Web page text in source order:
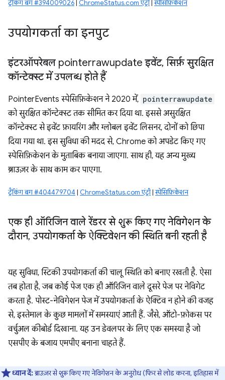
ट्रैकिंग बग #394009026| ChromeStatus.com एंट्री|स्पेसिफ़िकेशन
उपयोगकर्ता का इनपुट
इंटरऑपरेबल pointerrawupdate इवेंट, सिर्फ़ सुरक्षित
कॉन्टेक्स्ट में उपलब्ध होते हैं
PointerEvents स्पेसिफ़िकेशन ने 2020 में, pointerrawupdate
को सुरक्षित कॉन्टेक्स्ट तक सीमित कर दिया था. इससे असुरक्षित
कॉन्टेक्स्ट से इवेंट फ़ायरिंग और ग्लोबल इवेंट लिसनर, दोनों को छिपा
दिया गया था. इस सुविधा की मदद से, Chrome को अपडेट किए गए
स्पेसिफ़िकेशन के मुताबिक बनाया जाएगा. साथ ही, यह अन्य मुख्य
ब्राउज़र के साथ काम कर पाएगा.
ट्रैकिंग बग #404479704 | ChromeStatus.com एंट्री|स्पेसिफ़िकेशन
एक ही ऑरिजिन वाले रेंडरर से शुरू किए गए नेविगेशन के
दौरान, उपयोगकर्ता के ऐक्टिवेशन की स्थिति बनी रहती है
यह सुविधा, स्टिकी उपयोगकर्ता की चालू स्थिति को बनाए रखती है. ऐसा
तब होता है, जब कोई पेज एक ही ऑरिजिन वाले दूसरे पेज पर नेविगेट
करता है. पोस्ट-नेविगेशन पेज में उपयोगकर्ता के ऐक्टिव न होने की वजह
से, इस्तेमाल के कुछ मामलों में समस्याएं आती हैं. जैसे, ऑटो-फ़ोकस पर
वर्चुअल कीबोर्ड दिखाना. यह उन डेवलपर के लिए एक समस्या है जो
एसपीए के बजाय एमपीए बनाना चाहते हैं.
ध्यान दें:ब्राउज़र से शुरू किए गए नेविगेशन के अनुरोध (फिर से लोड करना, इतिहास में